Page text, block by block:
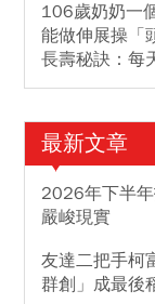
106歲奶奶一
能做伸展操「
長壽秘訣：每
最新文章
2026年下半
嚴峻現實
友達二把手柯
群創」成最後